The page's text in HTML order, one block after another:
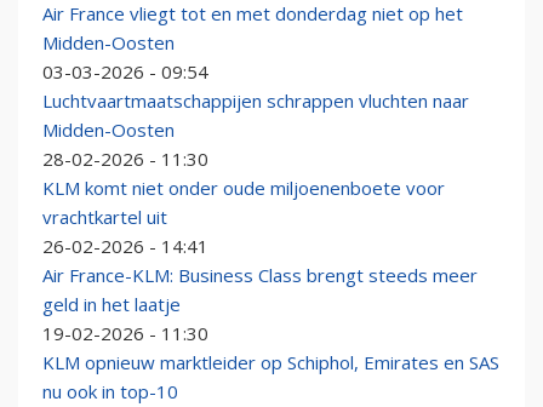
Air France vliegt tot en met donderdag niet op het
Midden-Oosten
03-03-2026 - 09:54
Luchtvaartmaatschappijen schrappen vluchten naar
Midden-Oosten
28-02-2026 - 11:30
KLM komt niet onder oude miljoenenboete voor
vrachtkartel uit
26-02-2026 - 14:41
Air France-KLM: Business Class brengt steeds meer
geld in het laatje
19-02-2026 - 11:30
KLM opnieuw marktleider op Schiphol, Emirates en SAS
nu ook in top-10